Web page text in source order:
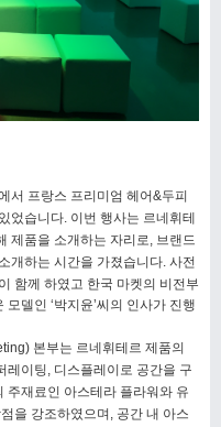
서 프랑스 프리미엄 헤어&두피
었습니다. 이번 행사는 르네휘테
제품을 소개하는 자리로, 브랜드
개하는 시간을 가졌습니다. 사전
함께 하였고 한국 마켓의 비전부
델인 ‘박지윤’씨의 인사가 진행
본부는 르네휘테르 제품의
레이팅, 디스플레이로 공간을 구
주재료인 아스테라 플라워와 유
을 강조하였으며 , 공간 내 아스